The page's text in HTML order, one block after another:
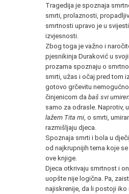
Tragedija je spoznaja
smrti, prolaznosti,
smrtnosti upravo je u
izvjesnosti.
Zbog toga je važno i
pjesnikinja Duraković u
prozama spoznaju o
smrti, užas i očaj pred tom
gotovo grčevitu
činjenicom da baš svi
samo za odrasle. Naprotiv,
lažem Tita mi , o smrti,
razmišljaju djeca.
Spoznaja smrti i bola u
od najkrupnijih tema koje
ove knjige.
Djeca otkrivaju smrtnost i
uopšte nije logična. Pa,
najiskrenije, da li postoji iko